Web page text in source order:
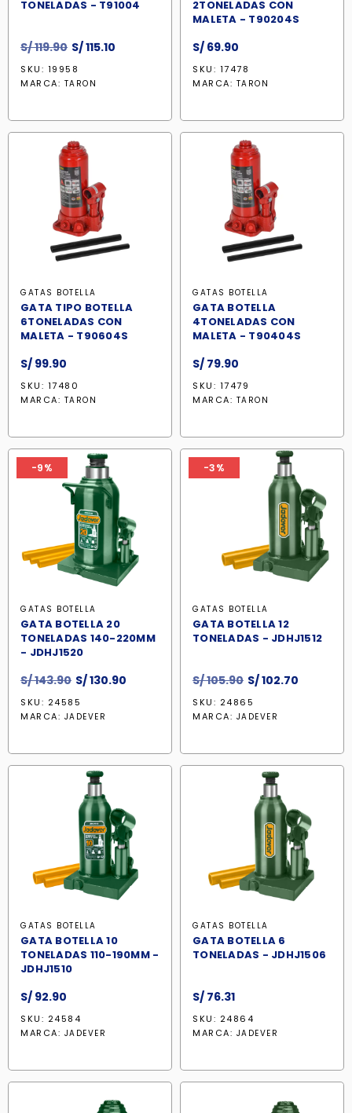
TONELADAS - T91004
S/119.90 El
precio
original
S/115.10
SKU: 19958
MARCA: TARON
2TONELADAS CON
MALETA - T90204S
S/ 69.90
SKU: 17478
MARCA: TARON
GATAS BOTELLA
GATA TIPO BOTELLA
6TONELADAS CON
MALETA - T90604S
S/ 99.90
SKU: 17480
MARCA: TARON
GATAS BOTELLA
GATA BOTELLA
4TONELADAS CON
MALETA - T90404S
S/ 79.90
SKU: 17479
MARCA: TARON
-9%
GATAS BOTELLA
GATA BOTELLA 20
TONELADAS 140-220MM
- JDHJ1520
S/143.90 El
precio
original
S/130.90
SKU: 24585
MARCA: JADEVER
-3%
GATAS BOTELLA
GATA BOTELLA 12
TONELADAS - JDHJ1512
S/105.90 El
precio
original
S/102.70
SKU: 24865
MARCA: JADEVER
GATAS BOTELLA
GATA BOTELLA 10
TONELADAS 110-190MM -
JDHJ1510
S/ 92.90
SKU: 24584
MARCA: JADEVER
GATAS BOTELLA
GATA BOTELLA 6
TONELADAS - JDHJ1506
S/ 76.31
SKU: 24864
MARCA: JADEVER